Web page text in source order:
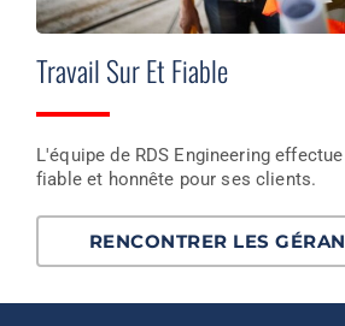
Travail Sur Et Fiable
L'équipe de RDS Engineering
fiable et honnête pour ses clients.
RENCONTRER LES